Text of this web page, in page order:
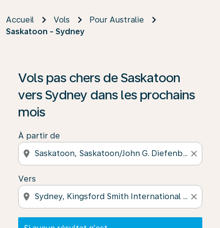
Accueil Vols
Pour Australie
Saskatoon - Sydney
Vols pas chers de Saskatoon
vers Sydney dans les prochains
mois
À partir de
location_on close
Vers
location_on close
Si aucun résultat n’est disponible, cliquez sur «